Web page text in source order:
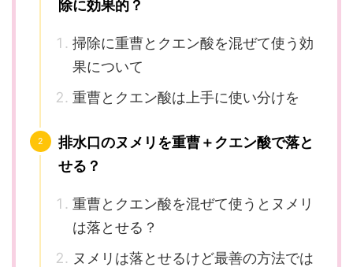
除に効果的？
掃除に重曹とクエン酸を混ぜて使う効
果について
重曹とクエン酸は上手に使い分けを
排水口のヌメリを重曹＋クエン酸で落と
せる？
重曹とクエン酸を混ぜて使うとヌメリ
は落とせる？
ヌメリは落とせるけど最善の方法では